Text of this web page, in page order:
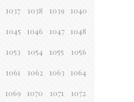
1037 1038 1039 1040
1045 1046 1047 1048
1053 1054 1055 1056
1061 1062 1063 1064
1069 1070 1071 1072